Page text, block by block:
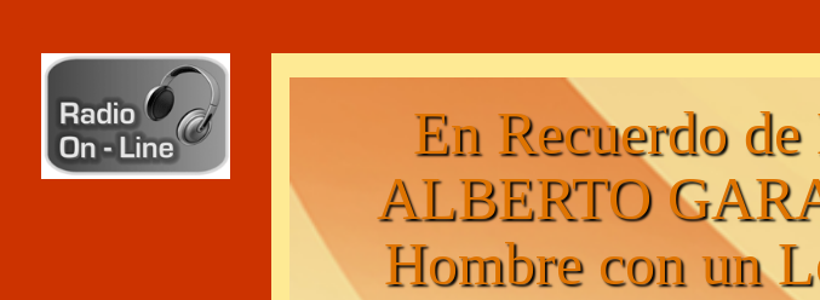
En Recuerdo
ALBERTO
Hombre con un